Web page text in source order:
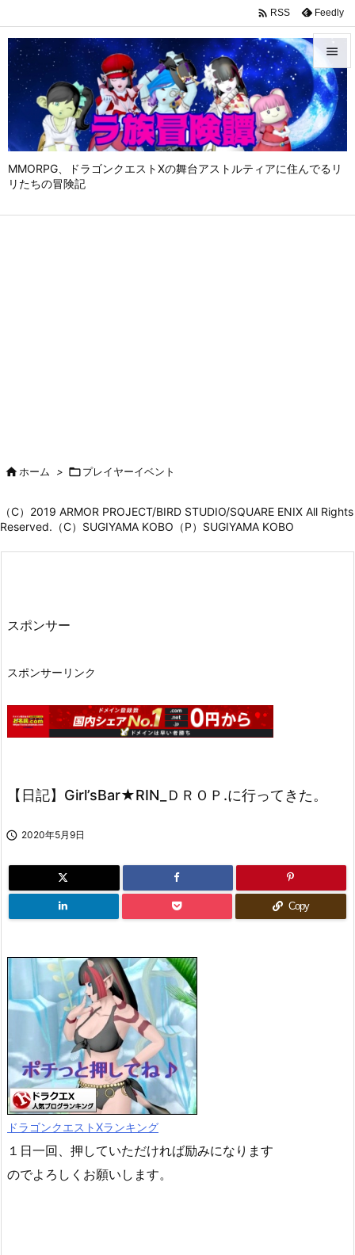
MMORPG、ドラゴンクエストⅩの舞台アストルティアに住んでるリ
リたちの冒険記


メニュ

サイド

 RSS Feedly
ホーム > プレイヤーイベント
（C）2019 ARMOR PROJECT/BIRD STUDIO/SQUARE ENIX All Rights
Reserved.（C）SUGIYAMA KOBO（P）SUGIYAMA KOBO
スポンサー
スポンサーリンク
【日記】Girl’sBar★RIN_ＤＲＯＰ.に行ってきた。
 2020年5月9日
Copy
ドラゴンクエストXランキング
１日一回、押していただければ励みになります
のでよろしくお願いします。